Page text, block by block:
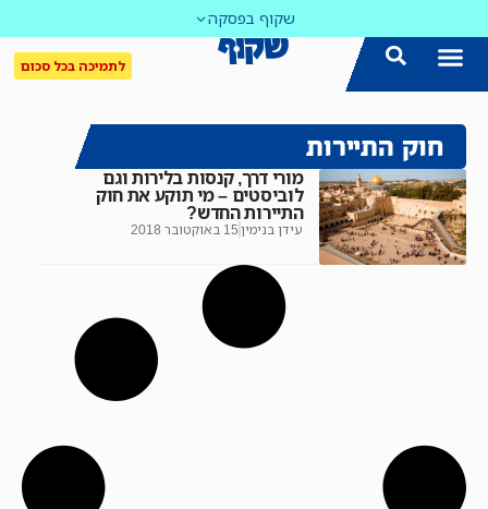
שקוף בפסקה
לתמיכה בכל סכום
חוק התיירות
מורי דרך, קנסות בלירות וגם
לוביסטים – מי תוקע את חוק
התיירות החדש?
עידן בנימין 15 באוקטובר 2018